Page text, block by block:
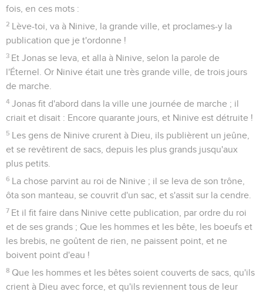
fois, en ces mots :
2 Lève-toi, va à Ninive, la grande ville, et proclames-y la
publication que je t'ordonne !
3 Et Jonas se leva, et alla à Ninive, selon la parole de
l'Éternel. Or Ninive était une très grande ville, de trois jours
de marche.
4 Jonas fit d'abord dans la ville une journée de marche ; il
criait et disait : Encore quarante jours, et Ninive est détruite !
5 Les gens de Ninive crurent à Dieu, ils publièrent un jeûne,
et se revêtirent de sacs, depuis les plus grands jusqu'aux
plus petits.
6 La chose parvint au roi de Ninive ; il se leva de son trône,
ôta son manteau, se couvrit d'un sac, et s'assit sur la cendre.
7 Et il fit faire dans Ninive cette publication, par ordre du roi
et de ses grands ; Que les hommes et les bête, les boeufs et
les brebis, ne goûtent de rien, ne paissent point, et ne
boivent point d'eau !
8 Que les hommes et les bêtes soient couverts de sacs, qu'ils
crient à Dieu avec force, et qu'ils reviennent tous de leur